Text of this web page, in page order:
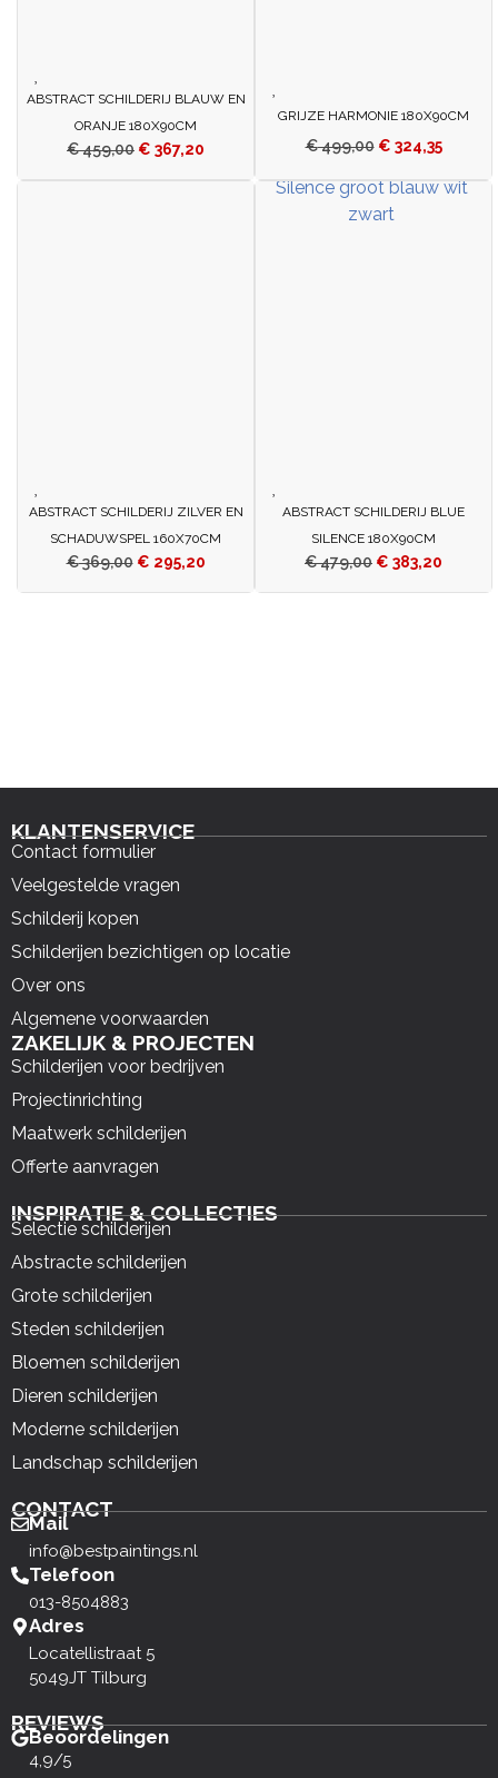
ABSTRACT SCHILDERIJ BLAUW EN
ORANJE 180X90CM
€459,00 € 367,20
GRIJZE HARMONIE 180X90CM
€499,00 € 324,35
ABSTRACT SCHILDERIJ ZILVER EN
SCHADUWSPEL 160X70CM
€369,00 € 295,20
ABSTRACT SCHILDERIJ BLUE
SILENCE 180X90CM
€479,00 € 383,20
KLANTENSERVICE
Contact formulier
Veelgestelde vragen
Schilderij kopen
Schilderijen bezichtigen op locatie
Over ons
Algemene voorwaarden
ZAKELIJK & PROJECTEN
Schilderijen voor bedrijven
Projectinrichting
Maatwerk schilderijen
Offerte aanvragen
INSPIRATIE & COLLECTIES
Selectie schilderijen
Abstracte schilderijen
Grote schilderijen
Steden schilderijen
Bloemen schilderijen
Dieren schilderijen
Moderne schilderijen
Landschap schilderijen
CONTACT
Mail
info@bestpaintings.nl
Telefoon
013-8504883
Adres
Locatellistraat 5
5049JT Tilburg
REVIEWS
Beoordelingen
4,9/5